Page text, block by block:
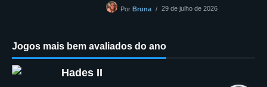
Por Bruna 29 de julho de 2026
Jogos mais bem avaliados do ano
Hades II